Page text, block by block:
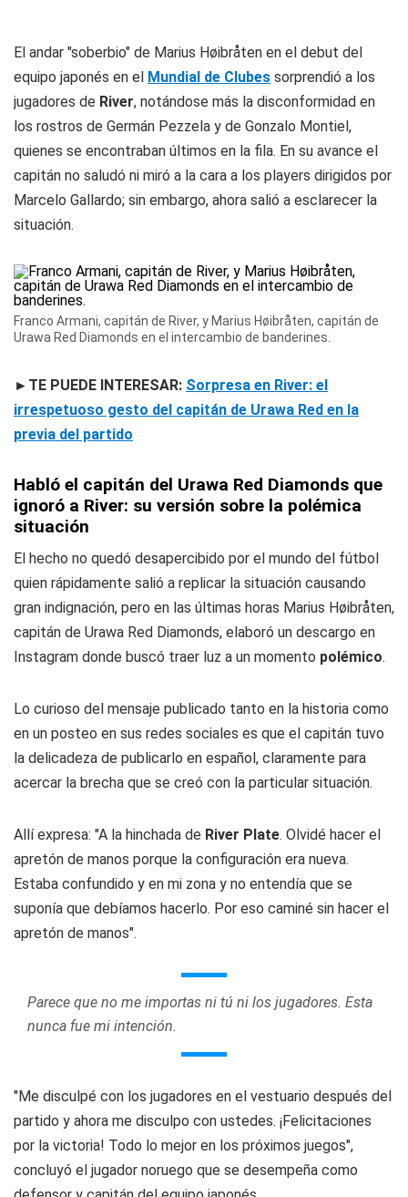
El andar "soberbio" de Marius Høibråten en el debut del
equipo japonés en el Mundial de Clubes sorprendió a los
jugadores de River, notándose más la disconformidad en
los rostros de Germán Pezzela y de Gonzalo Montiel,
quienes se encontraban últimos en la fila. En su avance el
capitán no saludó ni miró a la cara a los players dirigidos por
Marcelo Gallardo; sin embargo, ahora salió a esclarecer la
situación.
Franco Armani, capitán de River, y Marius Høibråten, capitán de
Urawa Red Diamonds en el intercambio de banderines.
►TE PUEDE INTERESAR: Sorpresa en River: el
irrespetuoso gesto del capitán de Urawa Red en la
previa del partido
Habló el capitán del Urawa Red Diamonds que
ignoró a River: su versión sobre la polémica
situación
El hecho no quedó desapercibido por el mundo del fútbol
quien rápidamente salió a replicar la situación causando
gran indignación, pero en las últimas horas Marius Høibråten,
capitán de Urawa Red Diamonds, elaboró un descargo en
Instagram donde buscó traer luz a un momento polémico.
Lo curioso del mensaje publicado tanto en la historia como
en un posteo en sus redes sociales es que el capitán tuvo
la delicadeza de publicarlo en español, claramente para
acercar la brecha que se creó con la particular situación.
Allí expresa: "A la hinchada de River Plate. Olvidé hacer el
apretón de manos porque la configuración era nueva.
Estaba confundido y en mi zona y no entendía que se
suponía que debíamos hacerlo. Por eso caminé sin hacer el
apretón de manos".
Parece que no me importas ni tú ni los jugadores. Esta
nunca fue mi intención.
"Me disculpé con los jugadores en el vestuario después del
partido y ahora me disculpo con ustedes. ¡Felicitaciones
por la victoria! Todo lo mejor en los próximos juegos",
concluyó el jugador noruego que se desempeña como